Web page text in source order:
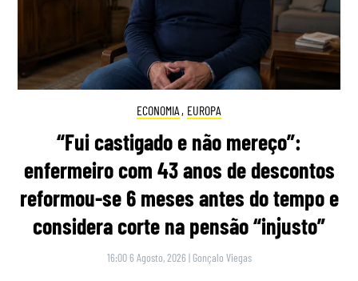
ECONOMIA , EUROPA
“Fui castigado e não mereço”:
enfermeiro com 43 anos de descontos
reformou-se 6 meses antes do tempo e
considera corte na pensão “injusto”
16:00 6 Agosto, 2026 | Gonçalo Viegas